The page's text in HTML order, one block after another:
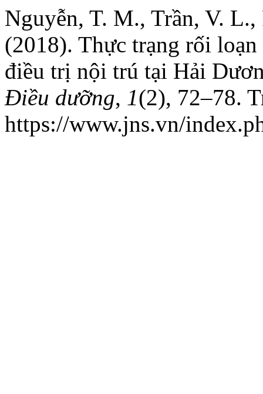
Nguyễn, T. M., Trần, V.
(2018). Thực trạng rối
điều trị nội trú tại Hải
Điều dưỡng, 1(2), 72–78.
https://www.jns.vn/